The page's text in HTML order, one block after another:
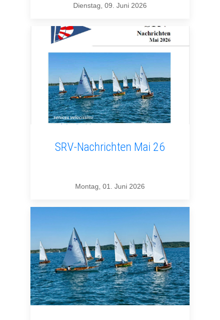
Dienstag, 09. Juni 2026
SRV-Nachrichten Mai 26
Montag, 01. Juni 2026